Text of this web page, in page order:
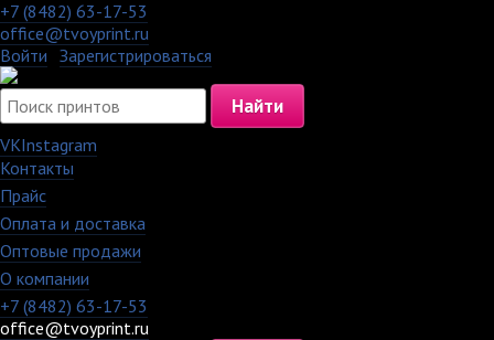
+7 (8482) 63-17-53
office@tvoyprint.ru
Войти Зарегистрироваться
VKInstagram
Контакты
Прайс
Оплата и доставка
Оптовые продажи
О компании
+7 (8482) 63-17-53
office@tvoyprint.ru